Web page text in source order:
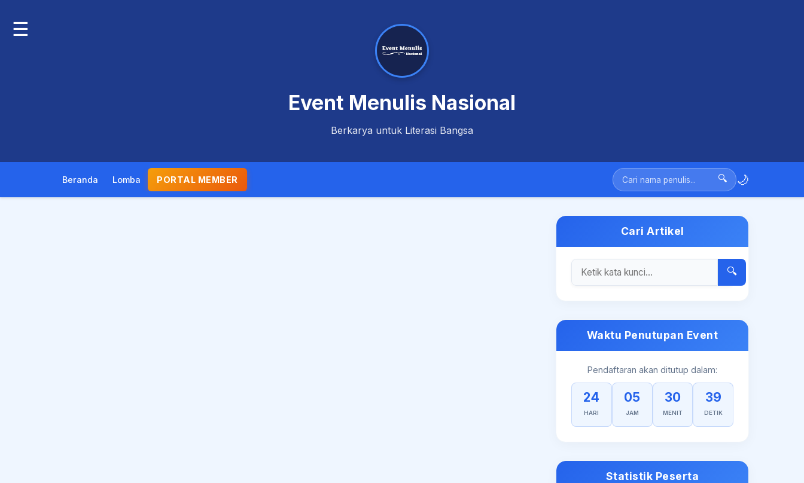
☰
Event Menulis Nasional
Berkarya untuk Literasi Bangsa
Beranda Lomba PORTAL MEMBER 🔍 🌙
Cari Artikel
🔍
Waktu Penutupan Event
Pendaftaran akan ditutup dalam:
24
HARI
05
JAM
30
MENIT
38
DETIK
Statistik Peserta